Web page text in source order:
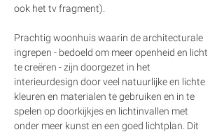
ook het tv fragment).
Prachtig woonhuis waarin de architecturale
ingrepen - bedoeld om meer openheid en licht
te creëren - zijn doorgezet in het
interieurdesign door veel natuurlijke en lichte
kleuren en materialen te gebruiken en in te
spelen op doorkijkjes en lichtinvallen met
onder meer kunst en een goed lichtplan. Dit